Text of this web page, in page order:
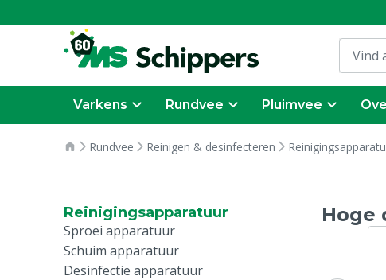
Varkens Rundvee Pluimvee
Rundvee Reinigen & desinfecteren
Reinigingsapparatuur
Sproei apparatuur
Schuim apparatuur
Desinfectie apparatuur
Hoge